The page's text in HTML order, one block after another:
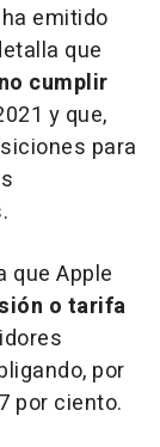
emitido
que
cumplir
y que,
para
que Apple
o tarifa
por
por ciento.